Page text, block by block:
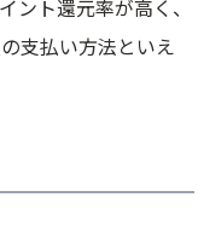
ント還元率が高く、
支払い方法といえ